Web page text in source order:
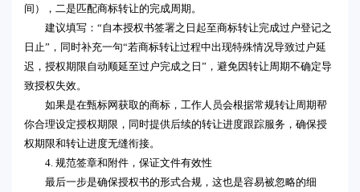
间），二是匹配商标转让的完成周期。
建议填写：“自本授权书签署之日起至商标转让完成过户登记之
日止”，同时补充一句“若商标转让过程中出现特殊情况导致过户延
迟，授权期限自动顺延至过户完成之日”，避免因转让周期不确定导
致授权失效。
如果是在甄标网获取的商标，工作人员会根据常规转让周期帮
你合理设定授权期限，同时提供后续的转让进度跟踪服务，确保授
权期限和转让进度无缝衔接。
4. 规范签章和附件，保证文件有效性
最后一步是确保授权书的形式合规，这也是容易被忽略的细